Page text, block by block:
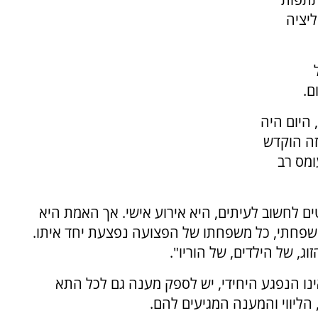
במקור, בהחלטת ממשלה שנקבעה בשנת 2014, היום היה
הוקדש
רב
לחשוב לעיתים, היא אירוע אישי. אך האמת היא
כל משפחתו של הפצועה נפצעת יחד איתו.
של הילדים, של הוריו".
הנפגע היחידי, יש לספק מענה גם לכל התא
והמענה המגיעים להם.